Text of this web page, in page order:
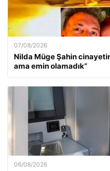
07/08/2026
Nilda Müge Şahin
ama emin olamadık”
06/08/2026